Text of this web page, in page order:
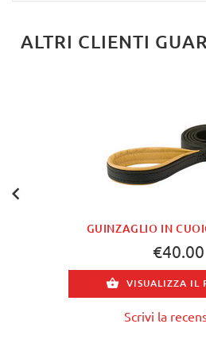
ALTRI CLIENTI
GUINZAGLIO IN
€40.00
VISUALIZZA IL
Scrivi la